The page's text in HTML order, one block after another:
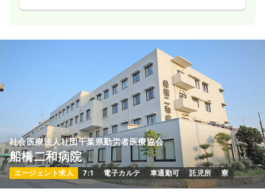
社会医療法人社団千葉県勤労者医療協会
船橋二和病院
エージェント求人 7:1 電子カルテ 車通勤可 託児所 寮